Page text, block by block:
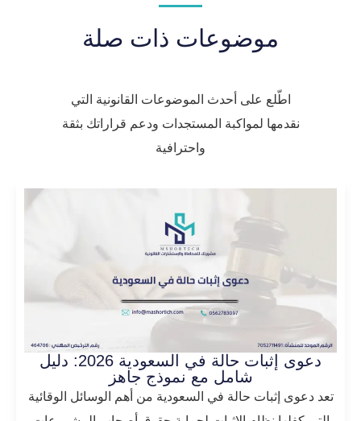
موضوعات ذات صلة
اطّلع على أحدث الموضوعات القانونية التي
نقدمها لمواكبة المستجدات ودعم قراراتك بثقة
واحترافية
دعوى إثبات حالة في السعودية 2026: دليل
شامل مع نموذج جاهز
تعد دعوى إثبات حالة في السعودية من أهم الوسائل الوقائية